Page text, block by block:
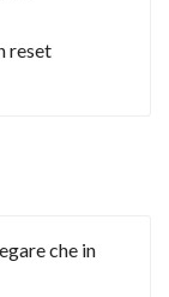
reset
che in